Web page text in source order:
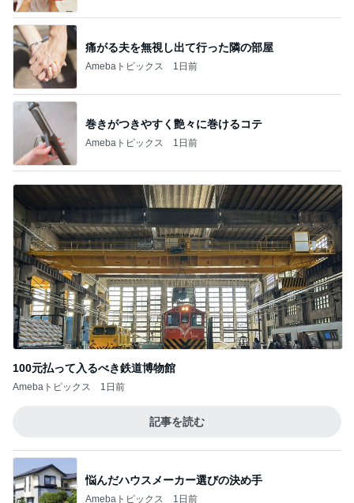
痛がる夫を無視し出て行った隣の部屋
Amebaトピックス 1日前
巻きがつきやすく艶々に巻けるコテ
Amebaトピックス 1日前
100元払って入るべき鉄道博物館
Amebaトピックス 1日前
記事を読む
悩んだハウスメーカー選びの決め手
Amebaトピックス 1日前